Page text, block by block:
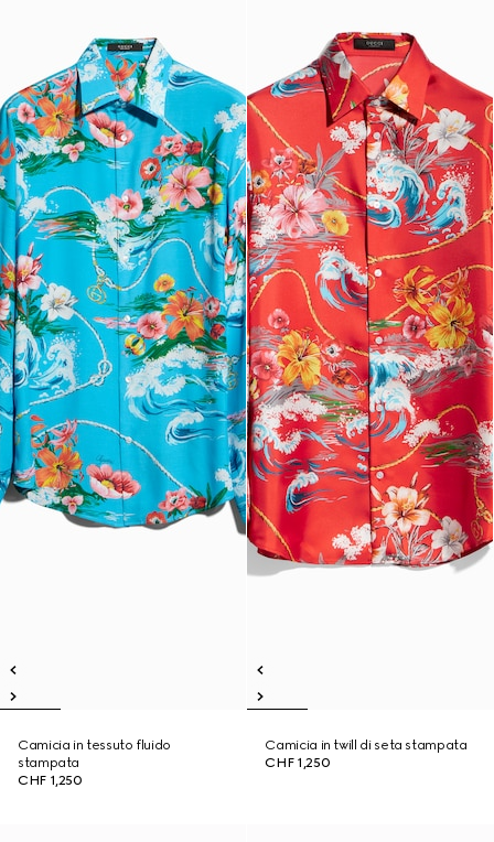
Camicia in tessuto fluido
stampata
CHF 1,250
Camicia in twill di seta stampata
CHF 1,250